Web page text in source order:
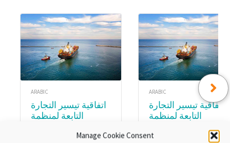
Manage Cookie Consent
ARABIC
اتفاقية تيسير التجارة
التابعة لمنظمة
ARABIC
اتفاقية تيسير التجارة
التابعة لمنظمة
الوحدة ٨:تنفيذ اتفاقية